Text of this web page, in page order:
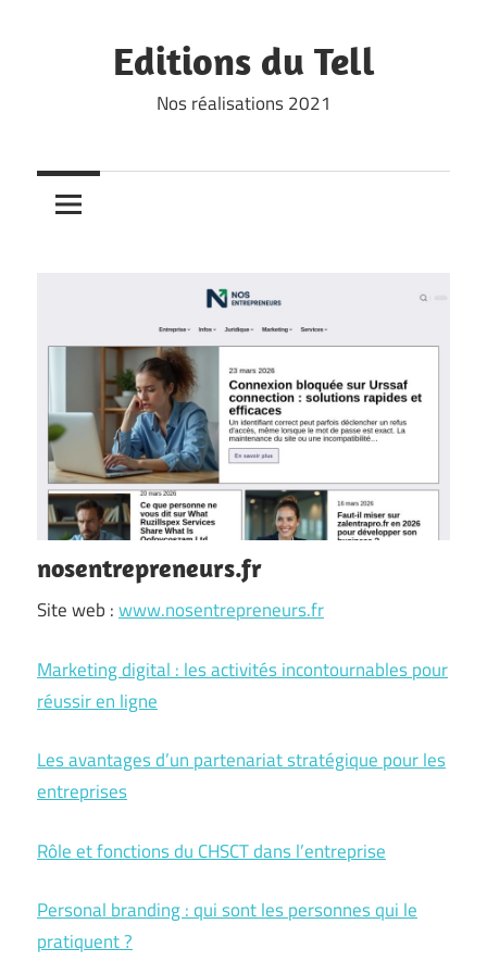
Editions du Tell
Nos réalisations 2021
nosentrepreneurs.fr
Site web :www.nosentrepreneurs.fr
Marketing digital : les activités incontournables pour
réussir en ligne
Les avantages d’un partenariat stratégique pour les
entreprises
Rôle et fonctions du CHSCT dans l’entreprise
Personal branding : qui sont les personnes qui le
pratiquent ?